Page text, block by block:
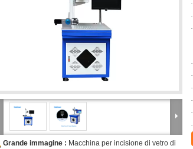
Grande immagine : Macchina per incisione di vetro di